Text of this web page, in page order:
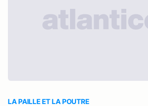
LA PAILLE ET LA POUTRE